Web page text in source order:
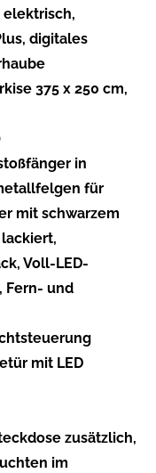
elektrisch,
digitales
375 x 250 cm,
in
für
mit schwarzem
Voll-LED-
Fern- und
mit LED
zusätzlich,
im